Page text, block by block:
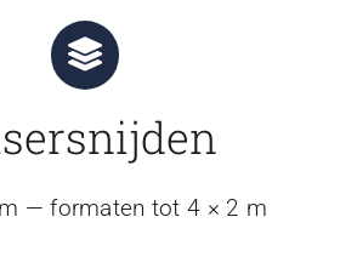
— formaten tot 4 × 2 m